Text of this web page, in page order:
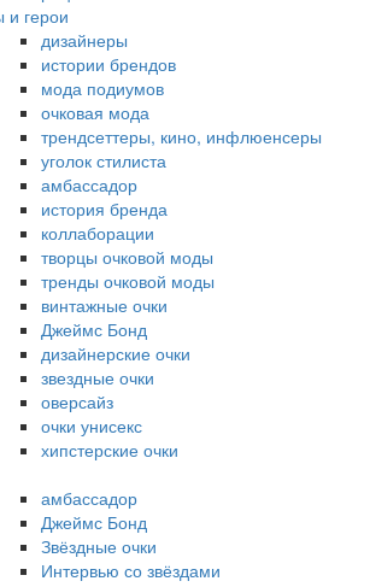
и герои
дизайнеры
истории брендов
мода подиумов
очковая мода
трендсеттеры, кино, инфлюенсеры
уголок стилиста
амбассадор
история бренда
коллаборации
творцы очковой моды
тренды очковой моды
винтажные очки
Джеймс Бонд
дизайнерские очки
звездные очки
оверсайз
очки унисекс
хипстерские очки
амбассадор
Джеймс Бонд
Звёздные очки
Интервью со звёздами